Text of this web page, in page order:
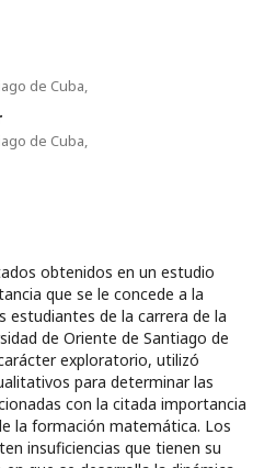
de Cuba,
de Cuba,
obtenidos en un estudio
que se le concede a la
estudiantes de la carrera de la
de Oriente de Santiago de
exploratorio, utilizó
para determinar las
con la citada importancia
la formación matemática. Los
insuficiencias que tienen su